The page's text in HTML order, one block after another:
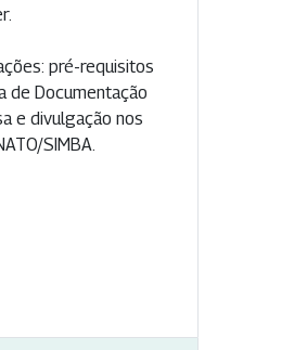
pré-requisitos
de Documentação
e divulgação nos
SIMBA.